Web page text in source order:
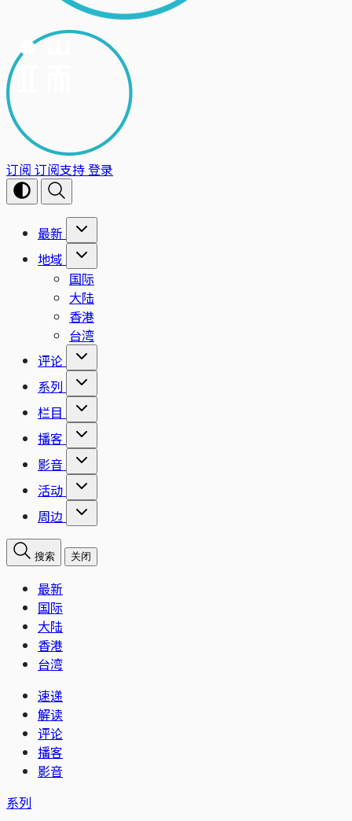
订阅 订阅支持登录
最新
地域
国际
大陆
香港
台湾
评论
系列
栏目
播客
影音
活动
周边
搜索 关闭
最新
国际
大陆
香港
台湾
速递
解读
评论
播客
影音
系列